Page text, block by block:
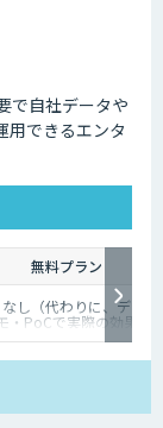
で自社データや
用できるエンタ
無料プラン
なし（代わりに、デ
・PoCで実際の効果
体験いただけます）